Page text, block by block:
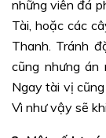
những viên đá
Tài, hoặc các
Thanh. Tránh
cũng nhưng
Ngay tài vị
Vì như vậy sẽ